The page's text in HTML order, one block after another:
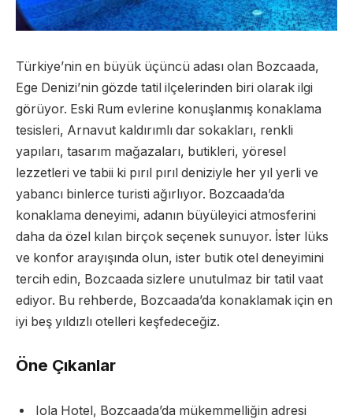
Türkiye’nin en büyük üçüncü adası olan Bozcaada,
Ege Denizi’nin gözde tatil ilçelerinden biri olarak ilgi
görüyor. Eski Rum evlerine konuşlanmış konaklama
tesisleri, Arnavut kaldırımlı dar sokakları, renkli
yapıları, tasarım mağazaları, butikleri, yöresel
lezzetleri ve tabii ki pırıl pırıl deniziyle her yıl yerli ve
yabancı binlerce turisti ağırlıyor. Bozcaada’da
konaklama deneyimi, adanın büyüleyici atmosferini
daha da özel kılan birçok seçenek sunuyor. İster lüks
ve konfor arayışında olun, ister butik otel deneyimini
tercih edin, Bozcaada sizlere unutulmaz bir tatil vaat
ediyor. Bu rehberde, Bozcaada’da konaklamak için en
iyi beş yıldızlı otelleri keşfedeceğiz.
Öne Çıkanlar
Iola Hotel, Bozcaada’da mükemmelliğin adresi